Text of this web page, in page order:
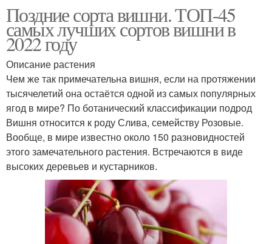
Поздние сорта вишни. ТОП-45
самых лучших сортов вишни в
2022 году
Описание растения
Чем же так примечательна вишня, если на протяжении
тысячелетий она остаётся одной из самых популярных
ягод в мире? По ботанический классификации подрод
Вишня относится к роду Слива, семейству Розовые.
Вообще, в мире известно около 150 разновидностей
этого замечательного растения. Встречаются в виде
высоких деревьев и кустарников.